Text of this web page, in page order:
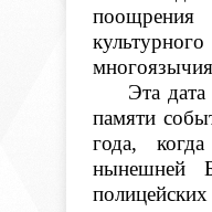
Эта дата
памяти
года,
нынешней